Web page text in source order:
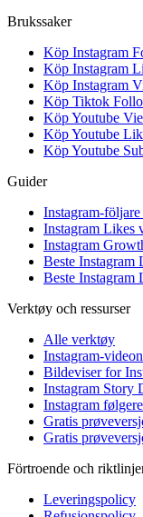
Brukssaker
Köp Instagram
Köp Instagram
Köp Instagram
Köp Tiktok
Köp Youtube
Köp Youtube
Köp Youtube
Guider
Instagram-
Instagram Likes
Instagram
Beste Instagram
Beste Instagram
Verktøy och ressurser
Alle verktøy
Instagram-
Bildeviser for
Instagram Story
Instagram
Gratis
Gratis
Förtroende och
Leveringspolicy